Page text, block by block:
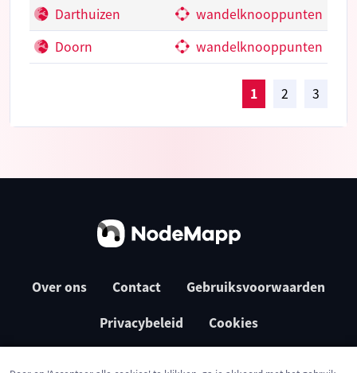
Darthuizen
wandelknooppunten
Doorn
wandelknooppunten
1 2 3
Over ons Contact Gebruiksvoorwaarden
Privacybeleid Cookies